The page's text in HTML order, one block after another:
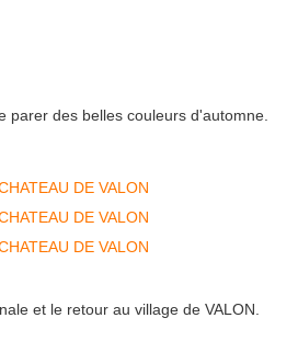
parer des belles couleurs d'automne.
et le retour au village de VALON.